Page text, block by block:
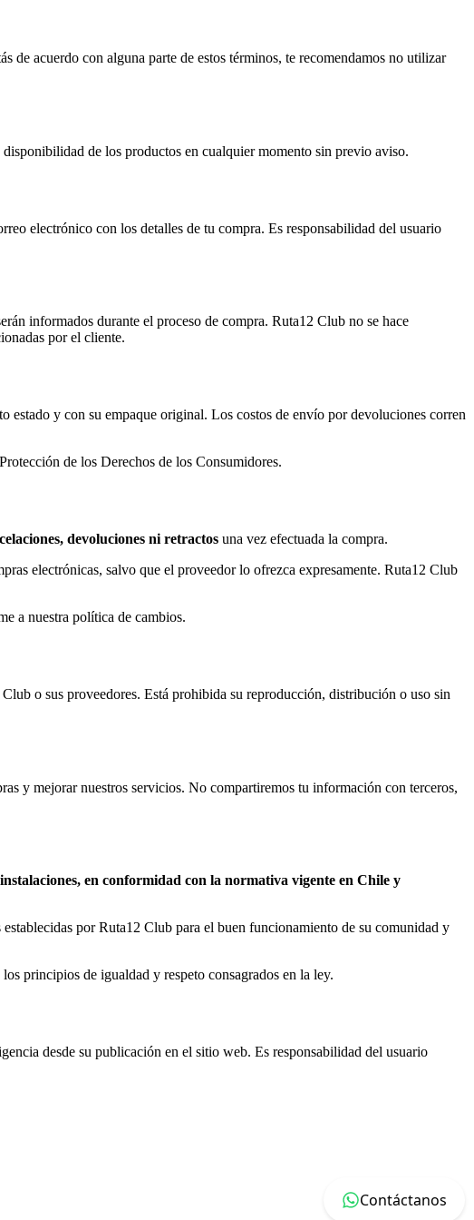
de acuerdo con alguna parte de estos términos, te recomendamos no utilizar
de los productos en cualquier momento sin previo aviso.
electrónico con los detalles de tu compra. Es responsabilidad del usuario
informados durante el proceso de compra. Ruta12 Club no se hace
por el cliente.
estado y con su empaque original. Los costos de envío por devoluciones corren
de los Derechos de los Consumidores.
devoluciones ni retractos una vez efectuada la compra.
electrónicas, salvo que el proveedor lo ofrezca expresamente. Ruta12 Club
a nuestra política de cambios.
o sus proveedores. Está prohibida su reproducción, distribución o uso sin
y mejorar nuestros servicios. No compartiremos tu información con terceros,
en conformidad con la normativa vigente en Chile y
por Ruta12 Club para el buen funcionamiento de su comunidad y
principios de igualdad y respeto consagrados en la ley.
desde su publicación en el sitio web. Es responsabilidad del usuario
Contáctanos